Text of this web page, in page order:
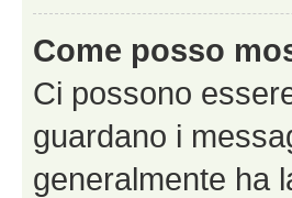
Come posso
Ci possono
guardano i
generalmente ha